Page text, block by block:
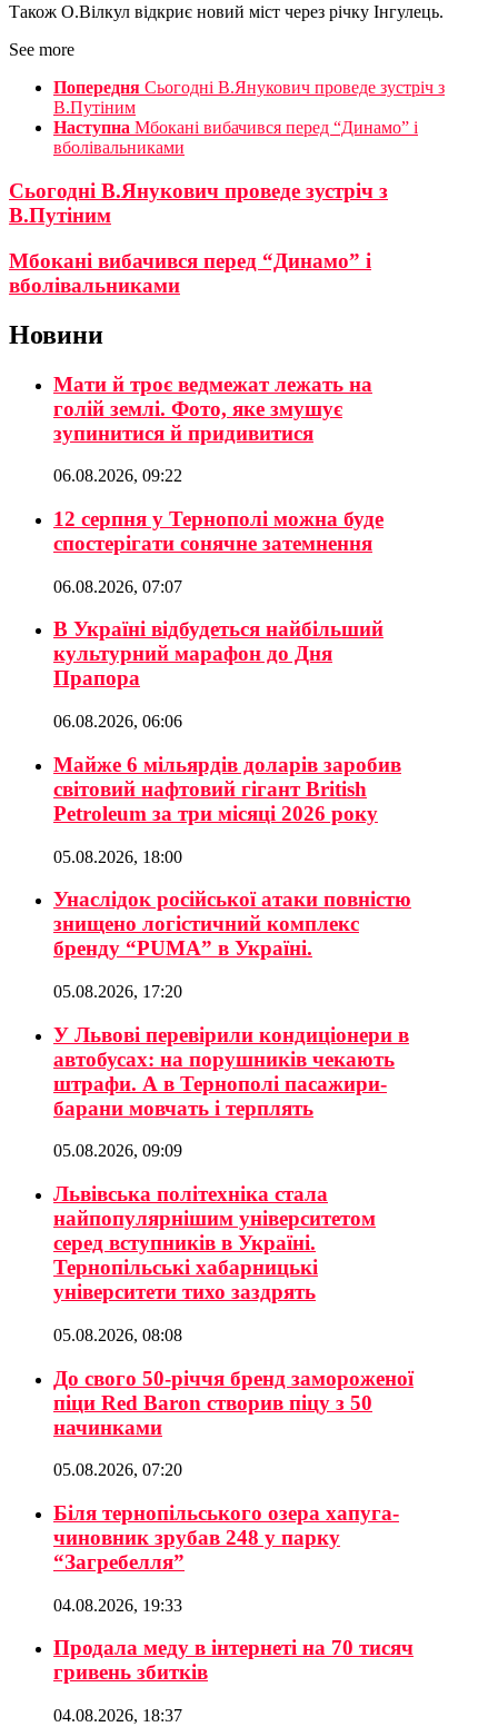
Також О.Вілкул відкриє новий міст через річку Інгулець.
See more
Попередня Сьогодні В.Янукович проведе зустріч з
В.Путіним
Наступна Мбокані вибачився перед “Динамо” і
вболівальниками
Сьогодні В.Янукович проведе зустріч з
В.Путіним
Мбокані вибачився перед “Динамо” і
вболівальниками
Новини
Мати й троє ведмежат лежать на
голій землі. Фото, яке змушує
зупинитися й придивитися
06.08.2026, 09:22
12 серпня у Тернополі можна буде
спостерігати сонячне затемнення
06.08.2026, 07:07
В Україні відбудеться найбільший
культурний марафон до Дня
Прапора
06.08.2026, 06:06
Майже 6 мільярдів доларів заробив
світовий нафтовий гігант British
Petroleum за три місяці 2026 року
05.08.2026, 18:00
Унаслідок російської атаки повністю
знищено логістичний комплекс
бренду “PUMA” в Україні.
05.08.2026, 17:20
У Львові перевірили кондиціонери в
автобусах: на порушників чекають
штрафи. А в Тернополі пасажири-
барани мовчать і терплять
05.08.2026, 09:09
Львівська політехніка стала
найпопулярнішим університетом
серед вступників в Україні.
Тернопільські хабарницькі
університети тихо заздрять
05.08.2026, 08:08
До свого 50-річчя бренд замороженої
піци Red Baron створив піцу з 50
начинками
05.08.2026, 07:20
Біля тернопільського озера хапуга-
чиновник зрубав 248 у парку
“Загребелля”
04.08.2026, 19:33
Продала меду в інтернеті на 70 тисяч
гривень збитків
04.08.2026, 18:37